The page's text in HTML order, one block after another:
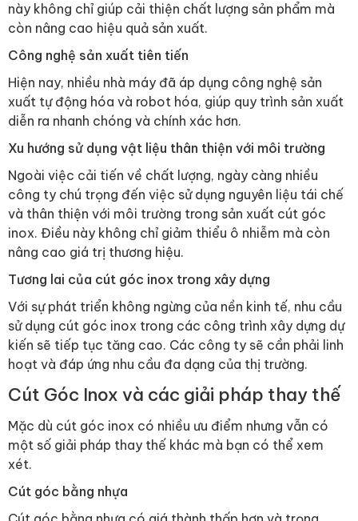
này không chỉ giúp cải thiện chất lượng sản phẩm mà
còn nâng cao hiệu quả sản xuất.
Công nghệ sản xuất tiên tiến
Hiện nay, nhiều nhà máy đã áp dụng công nghệ sản
xuất tự động hóa và robot hóa, giúp quy trình sản xuất
diễn ra nhanh chóng và chính xác hơn.
Xu hướng sử dụng vật liệu thân thiện với môi trường
Ngoài việc cải tiến về chất lượng, ngày càng nhiều
công ty chú trọng đến việc sử dụng nguyên liệu tái chế
và thân thiện với môi trường trong sản xuất cút góc
inox. Điều này không chỉ giảm thiểu ô nhiễm mà còn
nâng cao giá trị thương hiệu.
Tương lai của cút góc inox trong xây dựng
Với sự phát triển không ngừng của nền kinh tế, nhu cầu
sử dụng cút góc inox trong các công trình xây dựng dự
kiến sẽ tiếp tục tăng cao. Các công ty sẽ cần phải linh
hoạt và đáp ứng nhu cầu đa dạng của thị trường.
Cút Góc Inox và các giải pháp thay thế
Mặc dù cút góc inox có nhiều ưu điểm nhưng vẫn có
một số giải pháp thay thế khác mà bạn có thể xem
xét.
Cút góc bằng nhựa